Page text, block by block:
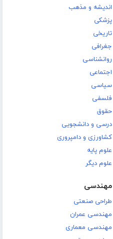
اندیشه و مذهب
پزشکی
تاریخی
جغرافی
روانشناسی
اجتماعی
سیاسی
فلسفی
حقوق
درسی و دانشجویی
کشاورزی و دامپروری
علوم پایه
علوم دیگر
مهندسی
طراحی صنعتی
مهندسی عمران
مهندسی معماری